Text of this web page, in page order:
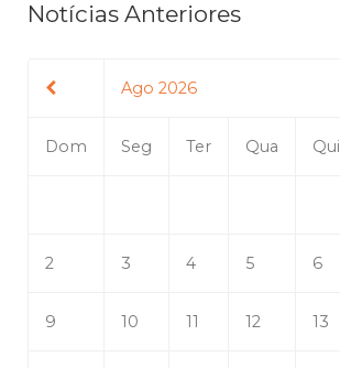
Notícias Anteriores
Ago 2026
Dom Seg Ter Qua Qui
2 3 4 5 6
9 10 11 12 13